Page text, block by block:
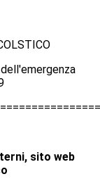
sito web